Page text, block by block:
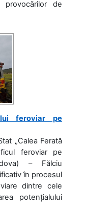
de
feroviar pe
„Calea Ferată
feroviar pe
– Fălciu
în procesul
dintre cele
potențialului